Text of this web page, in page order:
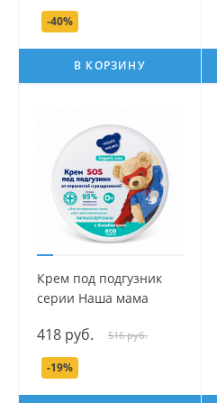
-40%
В КОРЗИНУ
Крем под подгузник
серии Наша мама
418 руб. 516 руб.
-19%